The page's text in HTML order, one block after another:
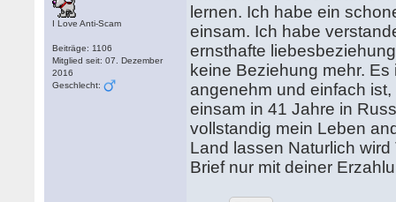
I Love Anti-Scam
Beiträge: 1106
Mitglied seit: 07. Dezember
2016
Geschlecht:
lernen. Ich habe ein
einsam. Ich habe
ernsthafte
keine Beziehung mehr.
angenehm und einfach
einsam in 41 Jahre in
vollstandig mein Leben
Land lassen Naturlich
Brief nur mit deiner